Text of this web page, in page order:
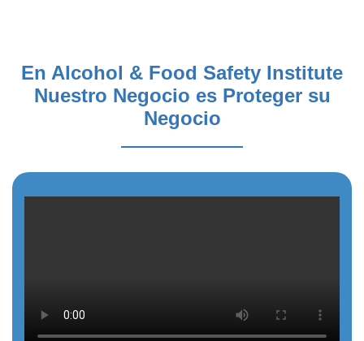
En Alcohol & Food Safety Institute
Nuestro Negocio es Proteger su
Negocio